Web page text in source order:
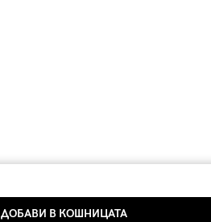
ДОБАВИ В КОШНИЦАТА